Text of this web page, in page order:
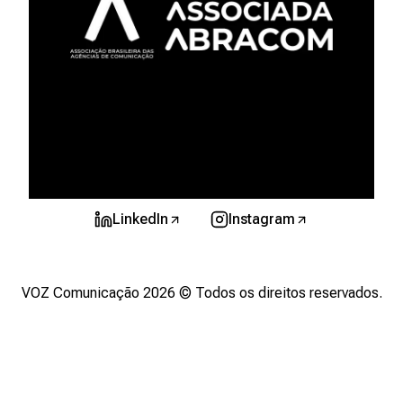
LinkedIn Instagram
VOZ Comunicação 2026 © Todos os direitos reservados.